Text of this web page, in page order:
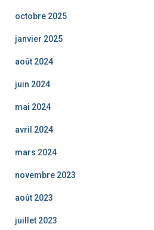
octobre 2025
janvier 2025
août 2024
juin 2024
mai 2024
avril 2024
mars 2024
novembre 2023
août 2023
juillet 2023